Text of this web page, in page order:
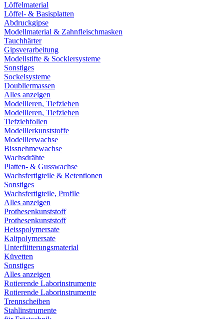
Löffelmaterial
Löffel- & Basisplatten
Abdruckgipse
Modellmaterial & Zahnfleischmasken
Tauchhärter
Gipsverarbeitung
Modellstifte & Socklersysteme
Sonstiges
Sockelsysteme
Doubliermassen
Alles anzeigen
Modellieren, Tiefziehen
Modellieren, Tiefziehen
Tiefziehfolien
Modellierkunststoffe
Modellierwachse
Bissnehmewachse
Wachsdrähte
Platten- & Gusswachse
Wachsfertigteile & Retentionen
Sonstiges
Wachsfertigteile, Profile
Alles anzeigen
Prothesenkunststoff
Prothesenkunststoff
Heisspolymersate
Kaltpolymersate
Unterfütterungsmaterial
Küvetten
Sonstiges
Alles anzeigen
Rotierende Laborinstrumente
Rotierende Laborinstrumente
Trennscheiben
Stahlinstrumente